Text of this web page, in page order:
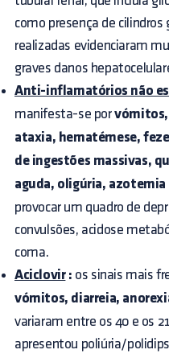
como presença de
realizadas evidenciaram
graves danos
Anti-inflamatórios não
manifesta-se porvómitos,
ataxia, hematémese,
de ingestões massivas,
aguda, oligúria, azotemia
provocar um quadro de
convulsões, acidose
coma.
Aciclovir: os sinais mais
vómitos, diarreia,
variaram entre os 40 e os
apresentou poliúria/